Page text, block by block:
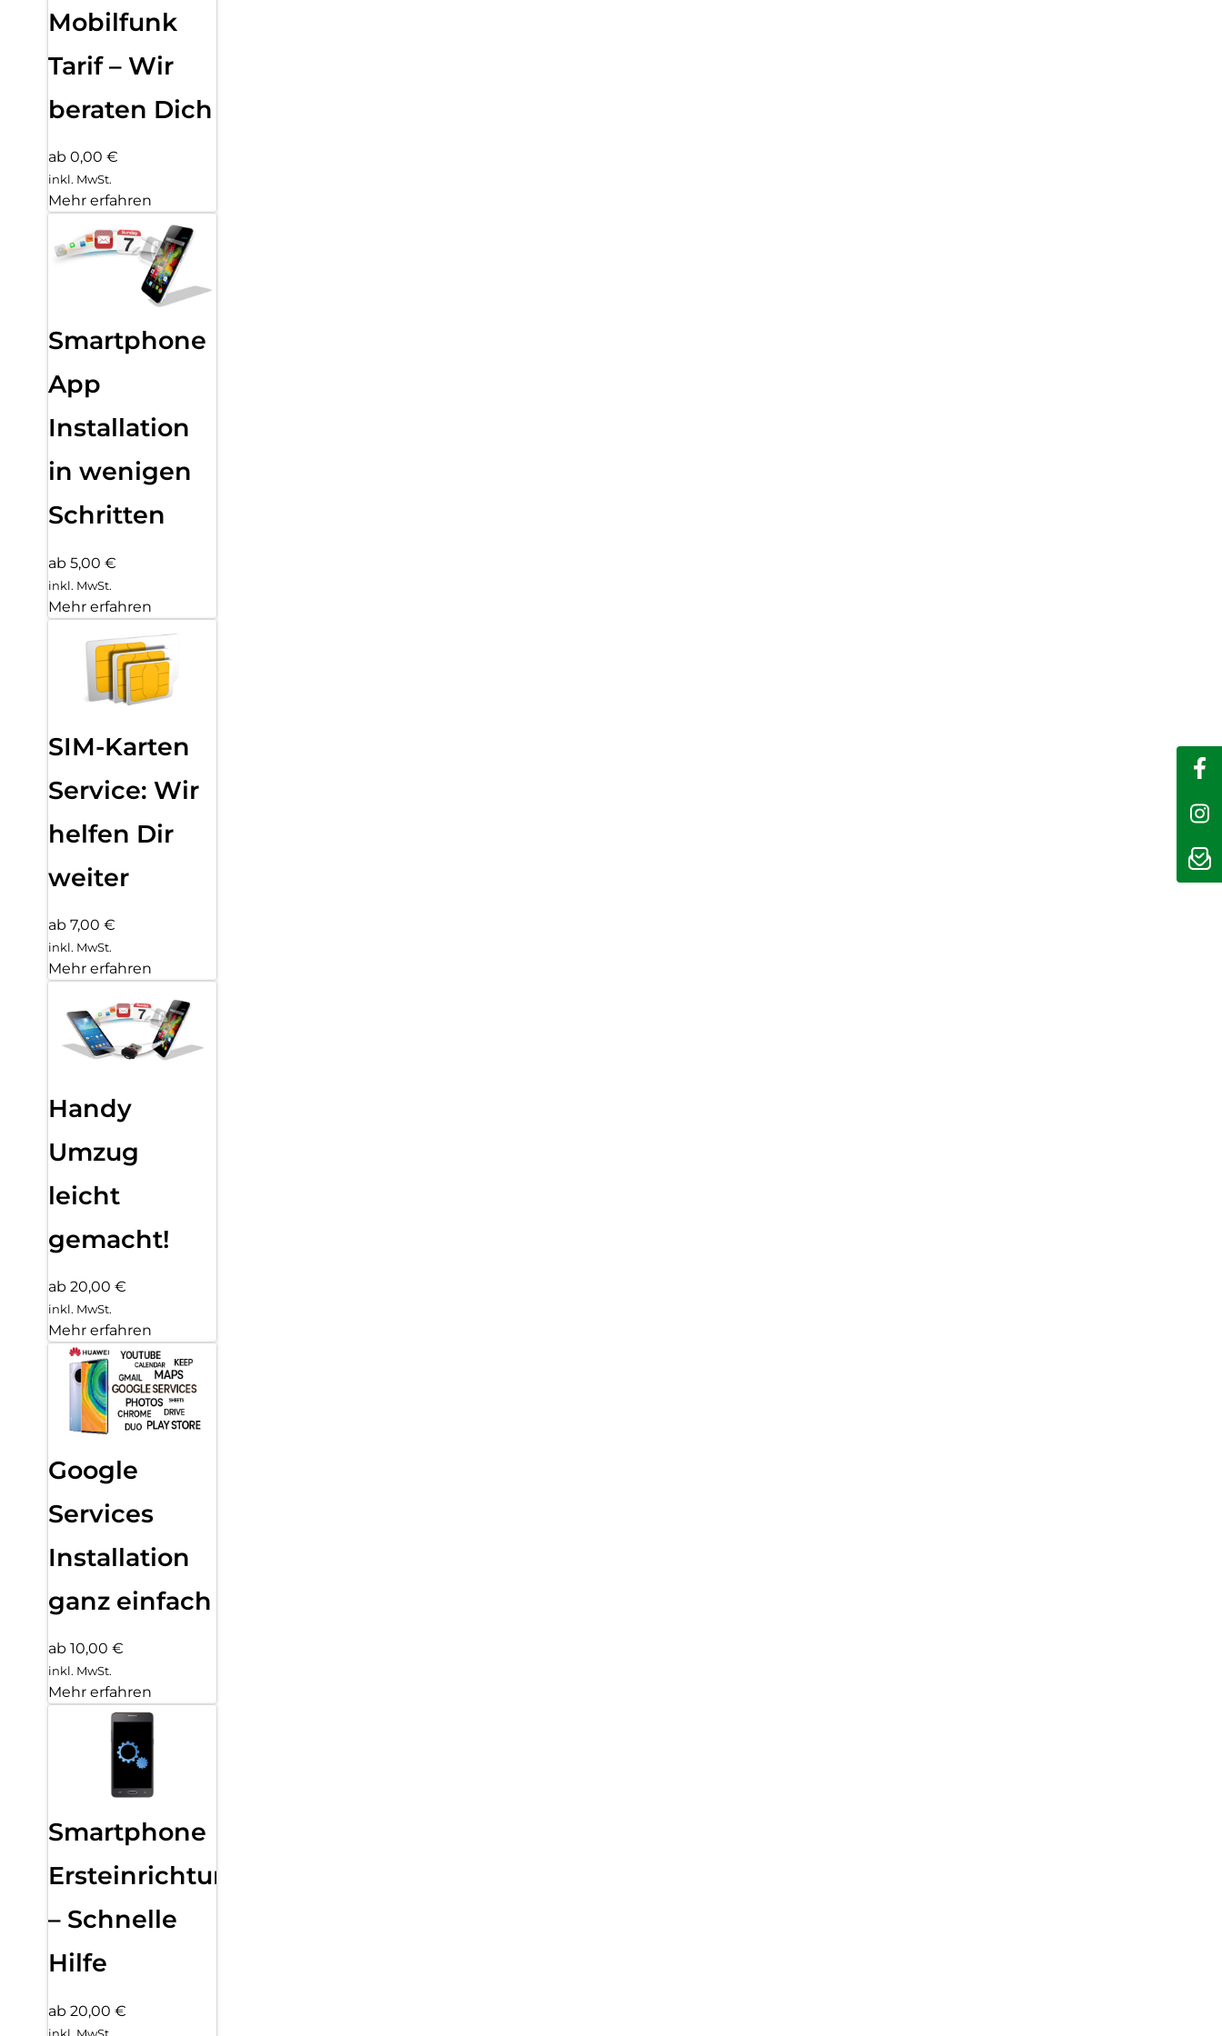
Mobilfunk
Tarif – Wir
beraten Dich
ab 0,00 €
inkl. MwSt.
Mehr erfahren
Smartphone
App
Installation
in wenigen
Schritten
ab 5,00 €
inkl. MwSt.
Mehr erfahren
SIM-Karten
Service: Wir
helfen Dir
weiter
ab 7,00 €
inkl. MwSt.
Mehr erfahren
Handy
Umzug
leicht
gemacht!
ab 20,00 €
inkl. MwSt.
Mehr erfahren
Google
Services
Installation
ganz einfach
ab 10,00 €
inkl. MwSt.
Mehr erfahren
Smartphone
Ersteinrichtung
– Schnelle
Hilfe
ab 20,00 €
inkl. MwSt.